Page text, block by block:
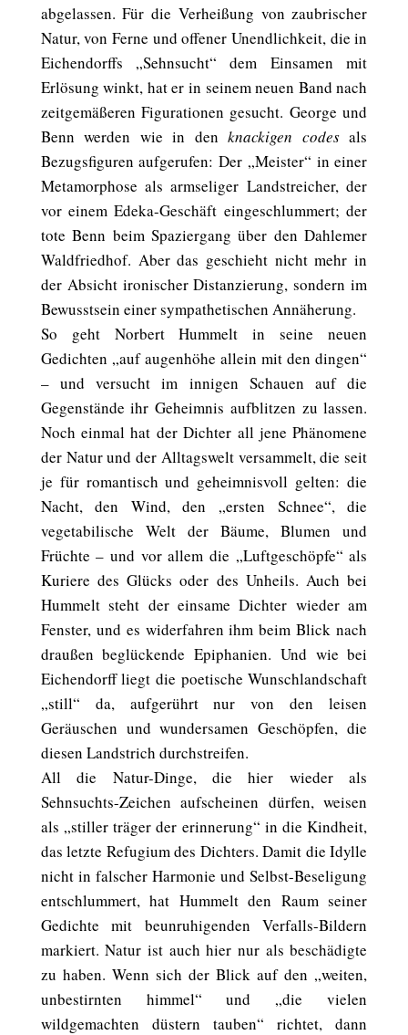
abgelassen. Für die Verheißung von zaubrischer
Natur, von Ferne und offener Unendlichkeit, die in
Eichendorffs „Sehnsucht“ dem Einsamen mit
Erlösung winkt, hat er in seinem neuen Band nach
zeitgemäßeren Figurationen gesucht. George und
Benn werden wie in denknackigen codesals
Bezugsfiguren aufgerufen: Der „Meister“ in einer
Metamorphose als armseliger Landstreicher, der
vor einem Edeka-Geschäft eingeschlummert; der
tote Benn beim Spaziergang über den Dahlemer
Waldfriedhof. Aber das geschieht nicht mehr in
der Absicht ironischer Distanzierung, sondern im
Bewusstsein einer sympathetischen Annäherung.
So geht Norbert Hummelt in seine neuen
Gedichten „auf augenhöhe allein mit den dingen“
– und versucht im innigen Schauen auf die
Gegenstände ihr Geheimnis aufblitzen zu lassen.
Noch einmal hat der Dichter all jene Phänomene
der Natur und der Alltagswelt versammelt, die seit
je für romantisch und geheimnisvoll gelten: die
Nacht, den Wind, den „ersten Schnee“, die
vegetabilische Welt der Bäume, Blumen und
Früchte – und vor allem die „Luftgeschöpfe“ als
Kuriere des Glücks oder des Unheils. Auch bei
Hummelt steht der einsame Dichter wieder am
Fenster, und es widerfahren ihm beim Blick nach
draußen beglückende Epiphanien. Und wie bei
Eichendorff liegt die poetische Wunschlandschaft
„still“ da, aufgerührt nur von den leisen
Geräuschen und wundersamen Geschöpfen, die
diesen Landstrich durchstreifen.
All die Natur-Dinge, die hier wieder als
Sehnsuchts-Zeichen aufscheinen dürfen, weisen
als „stiller träger der erinnerung“ in die Kindheit,
das letzte Refugium des Dichters. Damit die Idylle
nicht in falscher Harmonie und Selbst-Beseligung
entschlummert, hat Hummelt den Raum seiner
Gedichte mit beunruhigenden Verfalls-Bildern
markiert. Natur ist auch hier nur als beschädigte
zu haben. Wenn sich der Blick auf den „weiten,
unbestirnten himmel“ und „die vielen
wildgemachten düstern tauben“ richtet, dann